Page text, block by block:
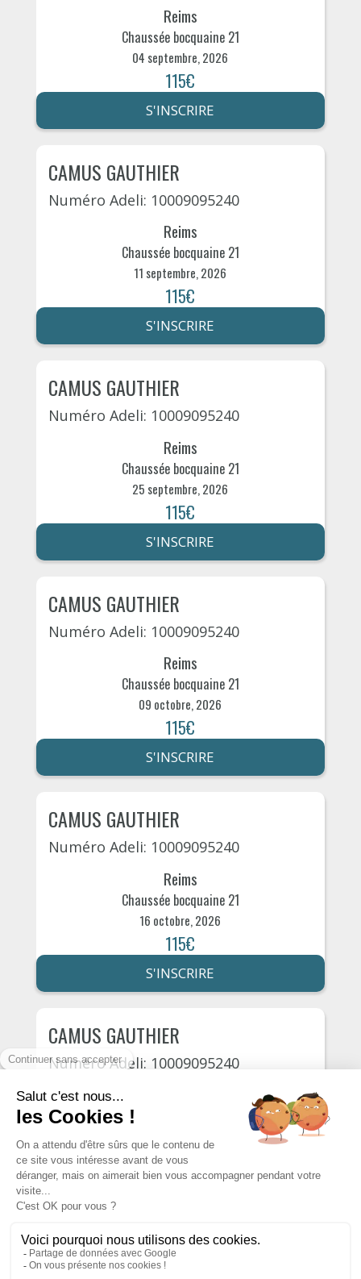
Reims
Chaussée bocquaine 21
04 septembre, 2026
115€
S'INSCRIRE
CAMUS GAUTHIER
Numéro Adeli: 10009095240
Reims
Chaussée bocquaine 21
11 septembre, 2026
115€
S'INSCRIRE
CAMUS GAUTHIER
Numéro Adeli: 10009095240
Reims
Chaussée bocquaine 21
25 septembre, 2026
115€
S'INSCRIRE
CAMUS GAUTHIER
Numéro Adeli: 10009095240
Reims
Chaussée bocquaine 21
09 octobre, 2026
115€
S'INSCRIRE
CAMUS GAUTHIER
Numéro Adeli: 10009095240
Reims
Chaussée bocquaine 21
16 octobre, 2026
115€
S'INSCRIRE
CAMUS GAUTHIER
Numéro Adeli: 10009095240
Chaussée bocquaine 21
23 octobre, 2026
115€
Autres psychologues du département